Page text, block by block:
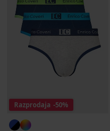
Razprodaja -50%